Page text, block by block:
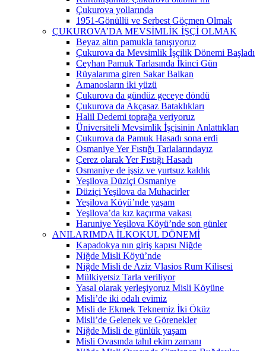
Çukurova yollarında
1951-Gönüllü ve Serbest Göçmen Olmak
ÇUKUROVA’DA MEVSİMLİK İŞÇİ OLMAK
Beyaz altın pamukla tanışıyoruz
Çukurova da Mevsimlik İşçilik Dönemi Başladı
Ceyhan Pamuk Tarlasında İkinci Gün
Rüyalarıma giren Sakar Balkan
Amanosların iki yüzü
Çukurova da gündüz geceye döndü
Çukurova da Akçasaz Bataklıkları
Halil Dedemi toprağa veriyoruz
Üniversiteli Mevsimlik İşçisinin Anlattıkları
Çukurova da Pamuk Hasadı sona erdi
Osmaniye Yer Fıstığı Tarlalarındayız
Çerez olarak Yer Fıstığı Hasadı
Osmaniye de işsiz ve yurtsuz kaldık
Yeşilova Düziçi Osmaniye
Düziçi Yeşilova da Muhacirler
Yeşilova Köyü’nde yaşam
Yeşilova’da kız kaçırma vakası
Haruniye Yeşilova Köyü’nde son günler
ANILARIMDA İLKOKUL DÖNEMİ
Kapadokya nın giriş kapısı Niğde
Niğde Misli Köyü’nde
Niğde Misli de Aziz Vlasios Rum Kilisesi
Mülkiyetsiz Tarla veriliyor
Yasal olarak yerleşiyoruz Misli Köyüne
Misli’de iki odalı evimiz
Misli de Ekmek Teknemiz İki Öküz
Misli’de Gelenek ve Görenekler
Niğde Misli de günlük yaşam
Misli Ovasında tahıl ekim zamanı